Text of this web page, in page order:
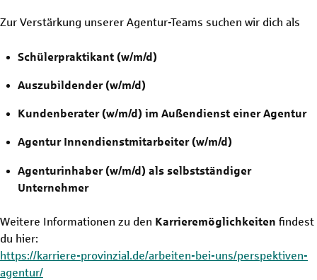
Zur Verstärkung unserer Agentur-Teams suchen wir dich als
Schülerpraktikant (w/m/d)
Auszubildender (w/m/d)
Kundenberater (w/m/d) im Außendienst einer Agentur
Agentur Innendienstmitarbeiter (w/m/d)
Agenturinhaber (w/m/d) als selbstständiger
Unternehmer
Weitere Informationen zu den Karrieremöglichkeiten findest
du hier:
https://karriere-provinzial.de/arbeiten-bei-uns/perspektiven-
agentur/